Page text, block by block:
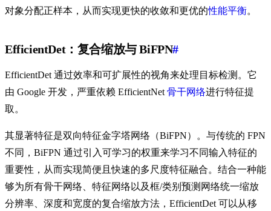
对象分配正样本，从而实现更快的收敛和更优的性能平衡。
EfficientDet：复合缩放与 BiFPN#
EfficientDet 通过效率和可扩展性的视角来处理目标检测。它
由 Google 开发，严重依赖 EfficientNet 骨干网络进行特征提
取。
其显著特征是双向特征金字塔网络（BiFPN）。与传统的 FPN
不同，BiFPN 通过引入可学习的权重来学习不同输入特征的
重要性，从而实现简便且快速的多尺度特征融合。结合一种能
够为所有骨干网络、特征网络以及框/类别预测网络统一缩放
分辨率、深度和宽度的复合缩放方法，EfficientDet 可以从移